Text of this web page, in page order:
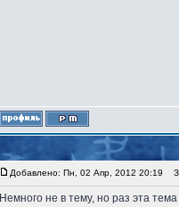
Добавлено: Пн, 02 Апр, 2012 20:19
Немного не в тему, но раз эта